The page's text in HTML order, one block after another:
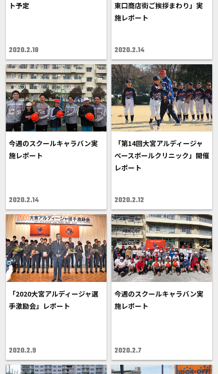
ト予定
2020.2.18
東口商店街ご挨拶まわり」実
施レポート
2020.2.14
今週のスクールキャラバン実
施レポート
2020.2.14
「第14回大宮アルディージャ
ベースボールクリニック」開催
レポート
2020.2.12
「2020大宮アルディージャ選
手激励会」レポート
2020.2.9
今週のスクールキャラバン実
施レポート
2020.2.7